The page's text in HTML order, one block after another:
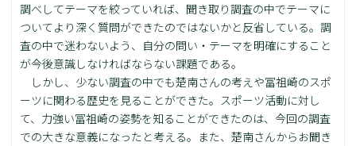
調べしてテーマを絞っていれば、聞き取り調査の中でテーマに
ついてより深く質問ができたのではないかと反省している。調
査の中で迷わないよう、自分の問い・テーマを明確にすること
が今後意識しなければならない課題である。
しかし、少ない調査の中でも楚南さんの考えや冨祖崎のスポ
ーツに関わる歴史を見ることができた。スポーツ活動に対し
て、力強い冨祖崎の姿勢を知ることができたのは、今回の調査
での大きな意義になったと考える。また、楚南さんからお聞き